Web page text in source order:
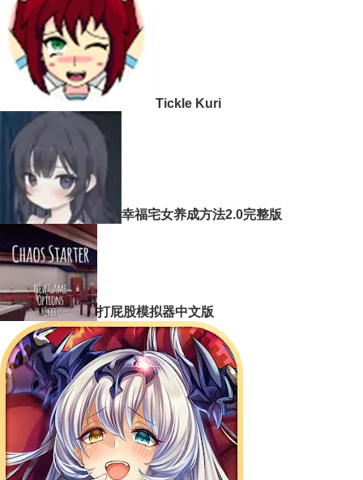
Tickle Kuri
幸福宅女养成方法2.0完整版
打屁股模拟器中文版